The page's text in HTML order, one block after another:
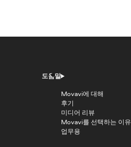
도움말
Movavi에 대해
후기
미디어 리뷰
Movavi를 선택하는 이유
업무용